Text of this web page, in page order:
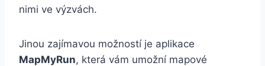
nimi ve výzvách.
Jinou zajímavou možností je aplikace
MapMyRun, která vám umožní mapové